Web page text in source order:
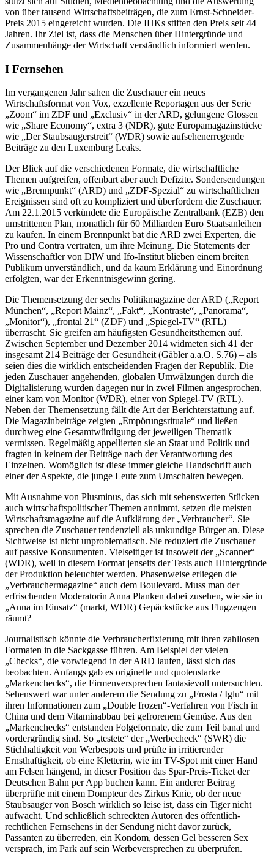
von über tausend Wirtschaftsbeiträgen, die zum Ernst-Schneider-
Preis 2015 eingereicht wurden. Die IHKs stiften den Preis seit 44
Jahren. Ihr Ziel ist, dass die Menschen über Hintergründe und
Zusammenhänge der Wirtschaft verständlich informiert werden.
I Fernsehen
Im vergangenen Jahr sahen die Zuschauer ein neues
Wirtschaftsformat von Vox, exzellente Reportagen aus der Serie
„Zoom“ im ZDF und „Exclusiv“ in der ARD, gelungene Glossen
wie „Share Economy“, extra 3 (NDR), gute Europamagazinstücke
wie „Der Staubsaugerstreit“ (WDR) sowie aufsehenerregende
Beiträge zu den Luxemburg Leaks.
Der Blick auf die verschiedenen Formate, die wirtschaftliche
Themen aufgreifen, offenbart aber auch Defizite. Sondersendungen
wie „Brennpunkt“ (ARD) und „ZDF-Spezial“ zu wirt­schaftlichen
Ereignissen sind oft zu kompliziert und überfordern die Zuschauer.
Am 22.1.2015 verkündete die Europäische Zentralbank (EZB) den
umstrittenen Plan, monatlich für 60 Milliarden Euro Staatsanleihen
zu kaufen. In einem Brennpunkt bat die ARD zwei Experten, die
Pro und Contra vertraten, um ihre Meinung. Die Statements der
Wissenschaftler von DIW und Ifo-Institut blieben einem breiten
Publikum unverständlich, und da kaum Erklärung und Einordnung
erfolgten, war der Erkenntnisgewinn gering.
Die Themensetzung der sechs Politikmagazine der ARD („Report
München“, „Report Mainz“, „Fakt“, „Kontraste“, „Panorama“,
„Monitor“), „frontal 21“ (ZDF) und „Spiegel-TV“ (RTL)
überrascht. Sie greifen am häufigsten Gesundheitsthemen auf.
Zwischen September und Dezember 2014 widmeten sich 41 der
insgesamt 214 Beiträge der Gesundheit (Gäbler a.a.O. S.76) – als
seien dies die wirklich entscheidenden Fragen der Republik. Die
jeden Zuschauer angehenden, globalen Umwälzungen durch die
Digitalisierung wurden dagegen nur in zwei Filmen angesprochen,
einer kam von Monitor (WDR), einer von Spiegel-TV (RTL).
Neben der Themensetzung fällt die Art der Berichterstattung auf.
Die Magazinbeiträge zeigten „Empörungsrituale“ und ließen
durchweg eine Gesamtwürdigung der jeweiligen Thematik
vermissen. Regelmäßig appellierten sie an Staat und Politik und
fragten in keinem der Beiträge nach der Verantwortung des
Einzelnen. Womöglich ist diese immer gleiche Handschrift auch
einer der Aspekte, die junge Leute zum Umschalten bewegen.
Mit Ausnahme von Plusminus, das sich mit sehenswerten Stücken
auch wirtschaftspolitischer Themen annimmt, setzen die meisten
Wirtschaftsmagazine auf die Aufklärung der „Verbraucher“. Sie
sprechen die Zuschauer tendenziell als unkundige Bürger an. Diese
Sichtweise ist nicht unproblematisch. Sie reduziert die Zuschauer
auf passive Konsumenten. Vielseitiger ist insoweit der „Scanner“
(WDR), weil in diesem Format jenseits der Tests auch Hintergründe
der Produktion beleuchtet werden. Phasenweise erliegen die
„Verbraucher­magazine“ auch dem Boulevard. Muss man der
erfrischenden Moderatorin Anna Planken dabei zusehen, wie sie in
„Anna im Einsatz“ (markt, WDR) Gepäckstücke aus Flugzeugen
räumt?
Journalistisch könnte die Verbraucherfixierung mit ihren zahllosen
Formaten in die Sackgasse führen. Am Beispiel der vielen
„Checks“, die vorwiegend in der ARD laufen, lässt sich das
beobachten. Anfangs gab es originelle und quotenstarke
„Markenchecks“, die Firmenver­sprechen fantasievoll untersuchten.
Sehenswert war unter anderem die Sendung zu „Frosta / Iglu“ mit
ihren Informationen zum „Double frozen“-Verfahren von Fisch in
China und dem Vitaminabbau bei gefrorenem Gemüse. Aus den
„Markenchecks“ entstanden Folgeformate, die zum Teil banal und
vordergründig sind. So „testete“ der „Werbe­check“ (SWR) die
Stichhaltigkeit von Werbespots und prüfte in irritierender
Ernsthaftigkeit, ob eine Kletterin, wie im TV-Spot mit einer Hand
am Felsen hängend, in dieser Position das Spar-Preis-Ticket der
Deutschen Bahn per App buchen kann. Ein anderer Beitrag
überprüfte mit einem Dompteur des Zirkus Knie, ob der neue
Staubsauger von Bosch wirklich so leise ist, dass ein Tiger nicht
aufwacht. Und schließlich schreckten Autoren des öffentlich-
rechtlichen Fernsehens in der Sendung nicht davor zurück,
Passanten zu überreden, ein Kondom, dessen Gel besseren Sex
versprach, im Park auf sein Werbeversprechen zu überprüfen.